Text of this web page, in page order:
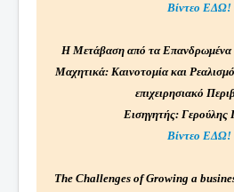
Βίντεο ΕΔΩ!
Η Μετάβαση από τα Επανδρωμένα
Μαχητικά: Καινοτομία και
επιχειρησιακό
Εισηγητής: Γερούλης
Βίντεο ΕΔΩ!
The Challenges of Growing a